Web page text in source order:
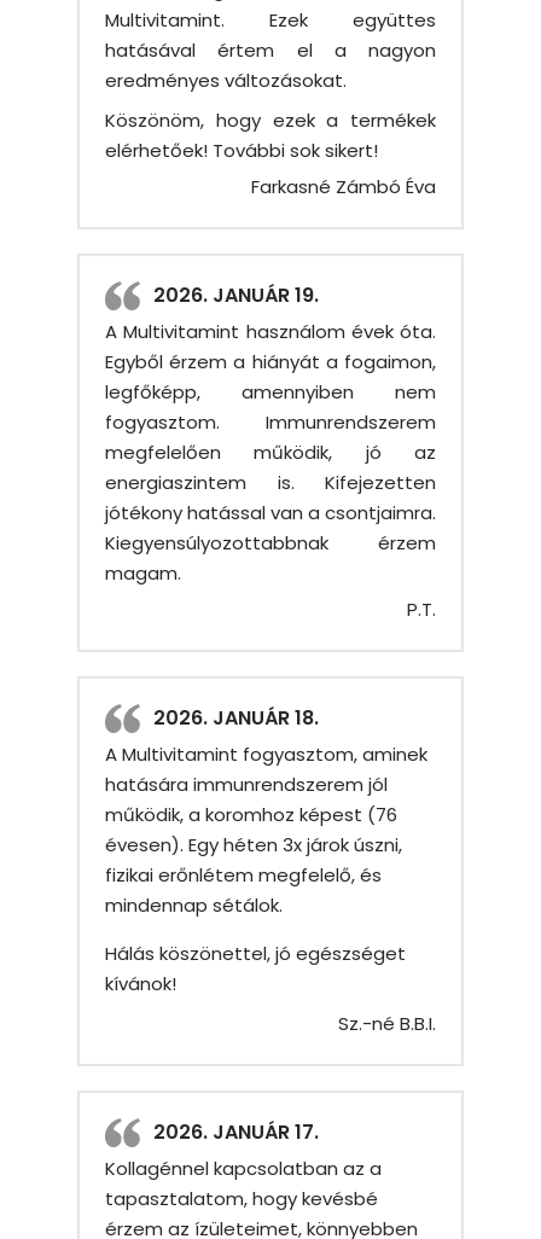
Multivitamint. Ezek együttes
hatásával értem el a nagyon
eredményes változásokat.
Köszönöm, hogy ezek a termékek
elérhetőek! További sok sikert!
Farkasné Zámbó Éva
2026. JANUÁR 19.
A Multivitamint használom évek óta.
Egyből érzem a hiányát a fogaimon,
legfőképp, amennyiben nem
fogyasztom. Immunrendszerem
megfelelően működik, jó az
energiaszintem is. Kifejezetten
jótékony hatással van a csontjaimra.
Kiegyensúlyozottabbnak érzem
magam.
P.T.
2026. JANUÁR 18.
A Multivitamint fogyasztom, aminek
hatására immunrendszerem jól
működik, a koromhoz képest (76
évesen). Egy héten 3x járok úszni,
fizikai erőnlétem megfelelő, és
mindennap sétálok.
Hálás köszönettel, jó egészséget
kívánok!
Sz.-né B.B.I.
2026. JANUÁR 17.
Kollagénnel kapcsolatban az a
tapasztalatom, hogy kevésbé
érzem az ízületeimet, könnyebben